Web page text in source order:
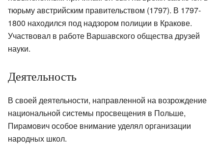
тюрьму австрийским правительством (1797). В 1797-
1800 находился под надзором полиции в Кракове.
Участвовал в работе Варшавского общества друзей
науки.
Деятельность
В своей деятельности, направленной на возрождение
национальной системы просвещения в Польше,
Пирамович особое внимание уделял организации
народных школ.